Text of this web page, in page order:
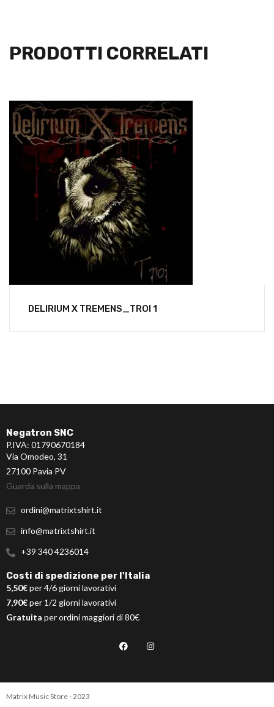
PRODOTTI CORRELATI
DELIRIUM X TREMENS_TROI 1
Negatron SNC
P.IVA: 01790670184
Via Omodeo, 31
27100 Pavia PV
Guarda sulla mappa
ordini@matrixtshirt.it
info@matrixtshirt.it
+39 340 4236014
Costi di spedizione per l'Italia
5,50€per 4/6 giorni lavorativi
7,90€per 1/2 giorni lavorativi
Gratuita per ordini maggiori di 80€
Matrix Music Store - 2023